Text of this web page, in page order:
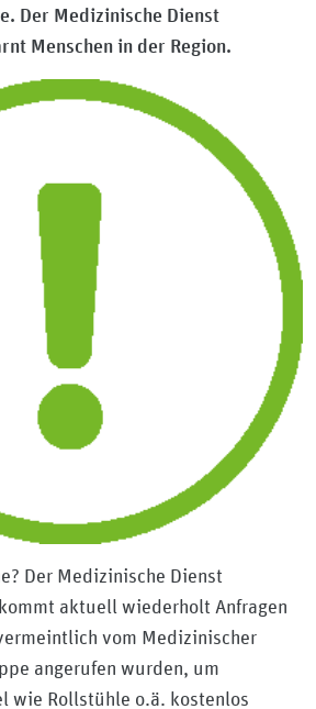
Der Medizinische Dienst
Menschen in der Region.
Der Medizinische Dienst
aktuell wiederholt Anfragen
vom Medizinischer
angerufen wurden, um
wie Rollstühle o.ä. kostenlos